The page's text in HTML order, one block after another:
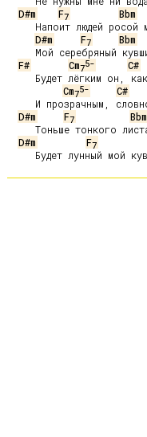
D#m
F7 Bbm
D#m
F7
Bbm
F#
Cm75- C#
Cm75- C#
D#m
F7 Bbm
D#m
F7